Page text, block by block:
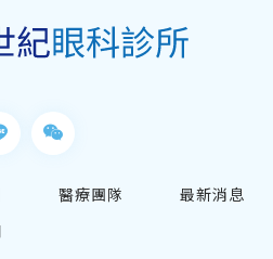
醫療團隊 最新消息